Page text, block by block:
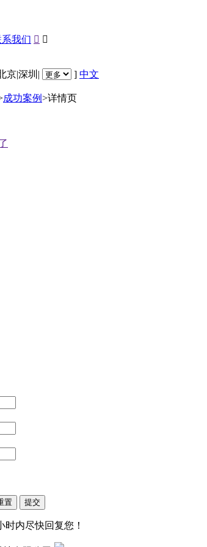
我们  
京|深圳 | ] 中文
成功案例>详情页
内尽快回复您！